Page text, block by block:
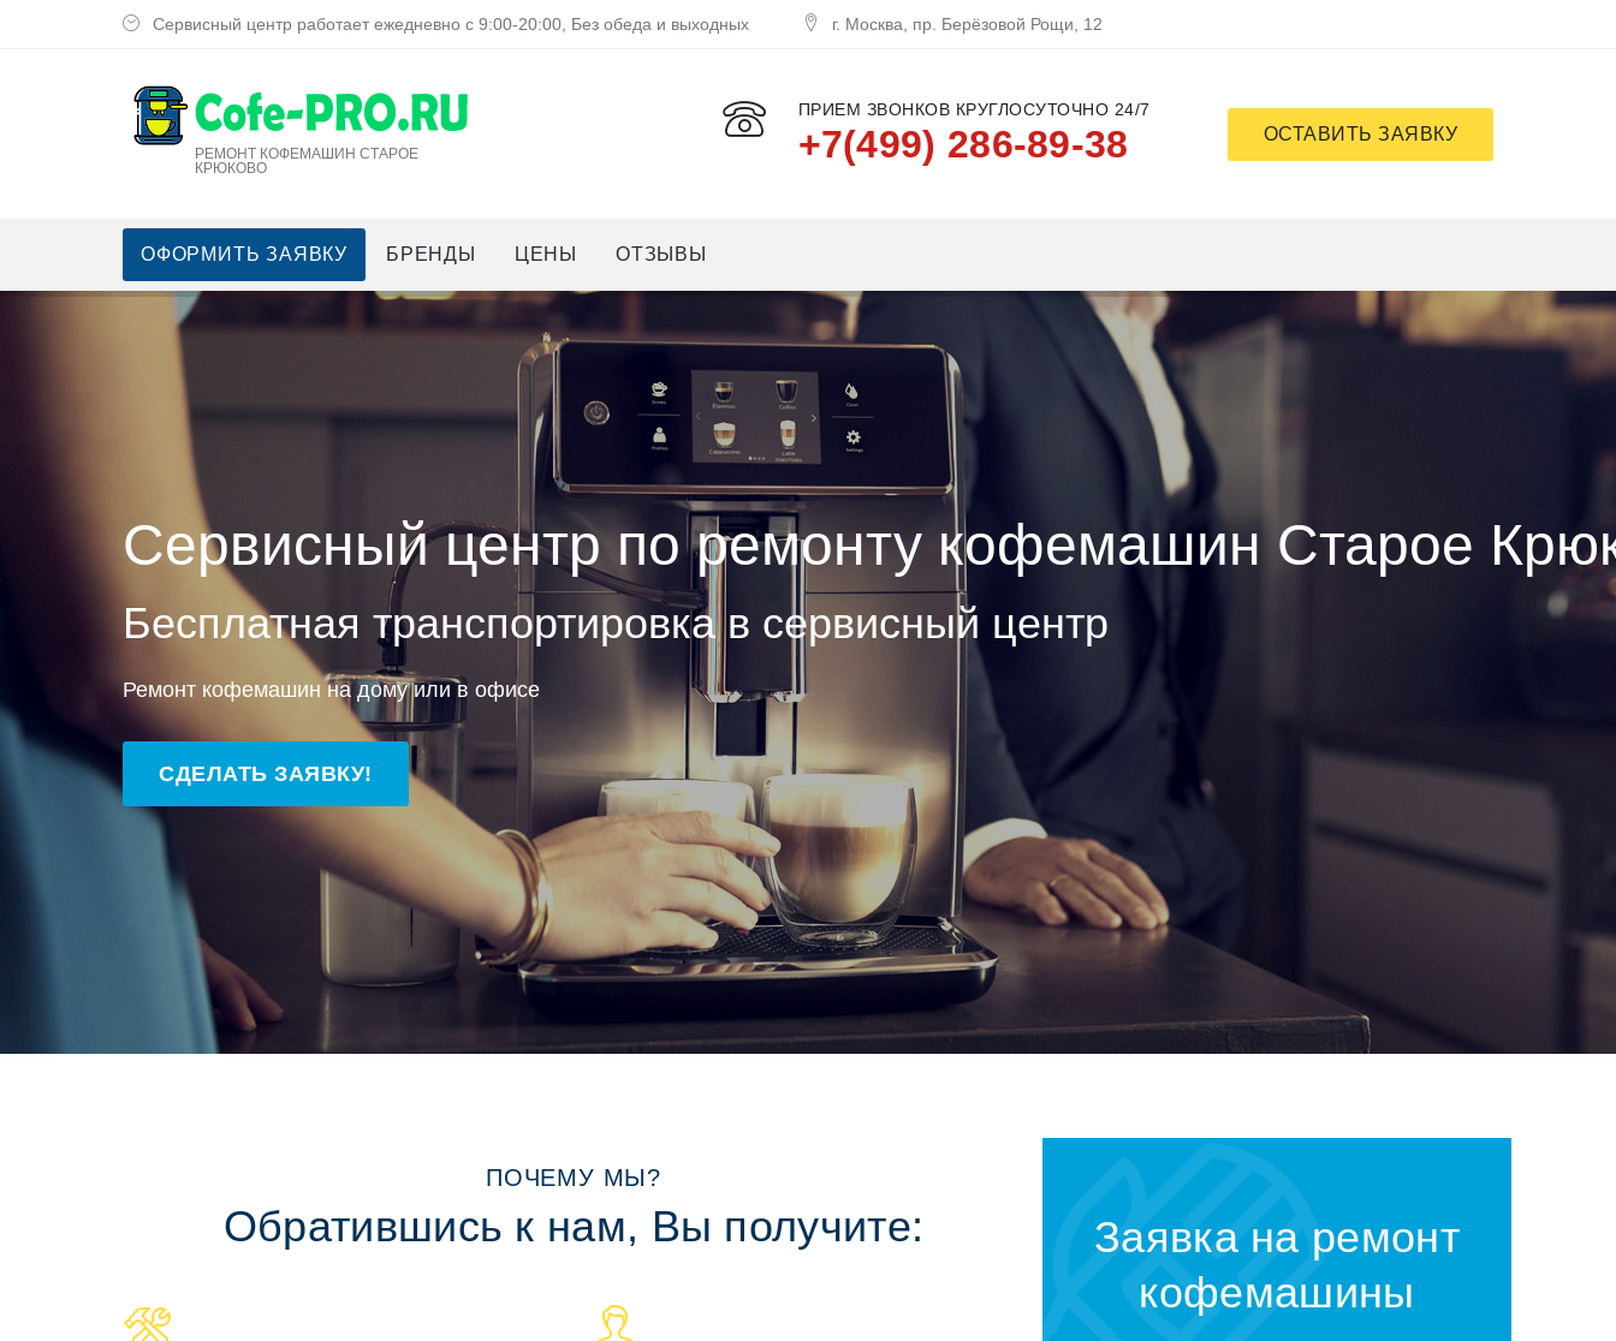
Сервисный центр работает ежедневно с 9:00-20:00, Без обеда и выходных г. Москва, пр. Берёзовой Рощи, 12
РЕМОНТ КОФЕМАШИН СТАРОЕ
КРЮКОВО
ПРИЕМ ЗВОНКОВ КРУГЛОСУТОЧНО 24/7
+7(499) 286-89-38 ОСТАВИТЬ ЗАЯВКУ
ОФОРМИТЬ ЗАЯВКУ БРЕНДЫ ЦЕНЫ ОТЗЫВЫ
Сервисный центр по ремонту кофемашин Старое
Бесплатная транспортировка в сервисный центр
Ремонт кофемашин на дому или в офисе
СДЕЛАТЬ ЗАЯВКУ!
ПОЧЕМУ МЫ?
Обратившись к нам, Вы получите:
Заявка на ремонт
кофемашины